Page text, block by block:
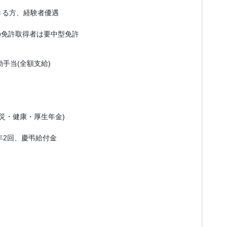
方、経験者優遇
得者は要中型免許
手当(全額支給)
・健康・厚生年金)
2回、慶弔給付金